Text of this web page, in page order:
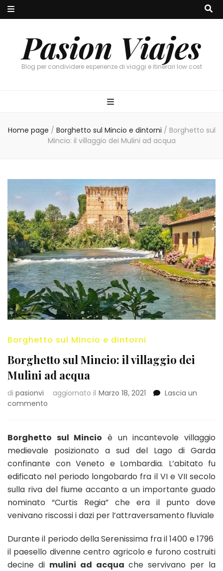
Pasion Viajes
Blog per condividere esperienze di viaggi e itinerari low cost
Home page / Borghetto sul Mincio e dintorni / Borghetto sul
Mincio: il villaggio dei Mulini ad acqua
Borghetto sul Mincio e dintorni
Borghetto sul Mincio: il villaggio dei
Mulini ad acqua
di pasionvi aggiornato il Marzo 18, 2021
Lascia un
commento
Mincio:
villaggio
dei
Mulini
ad
Borghetto sul Mincio è un incantevole villaggio
medievale posizionato a sud del Lago di Garda
confinante con Veneto e Lombardia. L’abitato fu
edificato nel periodo longobardo fra il VI e VII secolo
sulla riva del fiume accanto a un importante guado
nominato “Curtis Regia” che era il punto dove
venivano riscossi i dazi per l’attraversamento fluviale
Durante il periodo della Serenissima fra il 1400 e 1796
il paesello divenne centro agricolo e furono costruiti
decine di mulini ad acqua che servivano per la